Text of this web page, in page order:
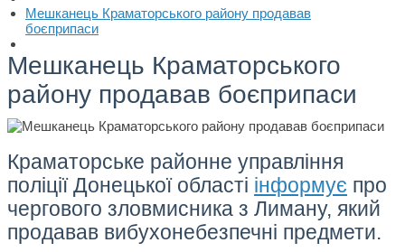
Мешканець Краматорського району продавав
боєприпаси
Мешканець Краматорського
району продавав боєприпаси
Краматорське районне управління
поліції Донецької області інформує про
чергового зловмисника з Лиману, який
продавав вибухонебезпечні предмети.